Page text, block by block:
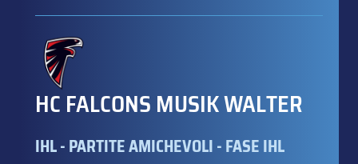
HC FALCONS MUSIK WALTER
IHL - PARTITE AMICHEVOLI - FASE IHL